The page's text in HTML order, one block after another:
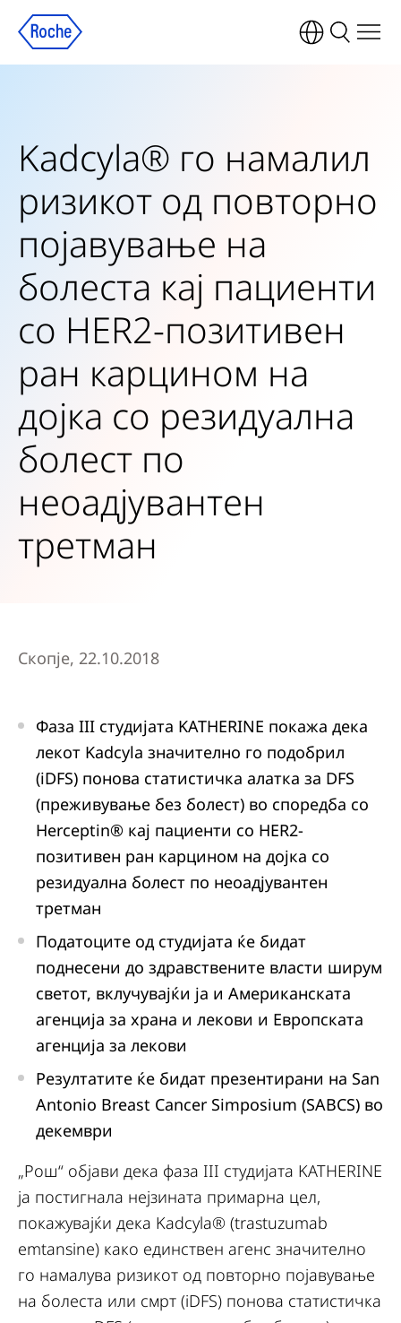
Kadcyla® го намалил
ризикот од повторно
појавување на
болеста кај пациенти
со HER2-позитивен
ран карцином на
дојка со резидуална
болест по
неоадјувантен
третман
Скопје, 22.10.2018
Фаза III cтудијата KATHERINE покажа дека
лекот Kadcyla значително го подобрил
(iDFS) понова статистичка алатка за DFS
(преживување без болест) во споредба со
Herceptin® кај пациенти со HER2-
позитивен ран карцином на дојка со
резидуална болест по неоадјувантен
третман
Податоците од студијата ќе бидат
поднесени до здравствените власти ширум
светот, вклучувајќи ја и Aмериканската
агенција за храна и лекови и Европската
агенција за лекови
Резултатите ќе бидат презентирани на San
Antonio Breast Cancer Simposium (SABCS) во
декември
„Рош“ објави дека фаза III студијата KATHERINE
ја постигнала нејзината примарна цел,
покажувајќи дека Kadcyla® (trastuzumab
emtansine) како единствен агенс значително
го намалува ризикот од повторно појавување
на болеста или смрт (iDFS) понова статистичка